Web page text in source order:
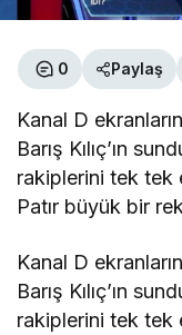
0 Paylaş
Kanal D
Barış Kılıç’ın
rakiplerini tek tek
Patır büyük bir
Kanal D
Barış Kılıç’ın
rakiplerini tek tek